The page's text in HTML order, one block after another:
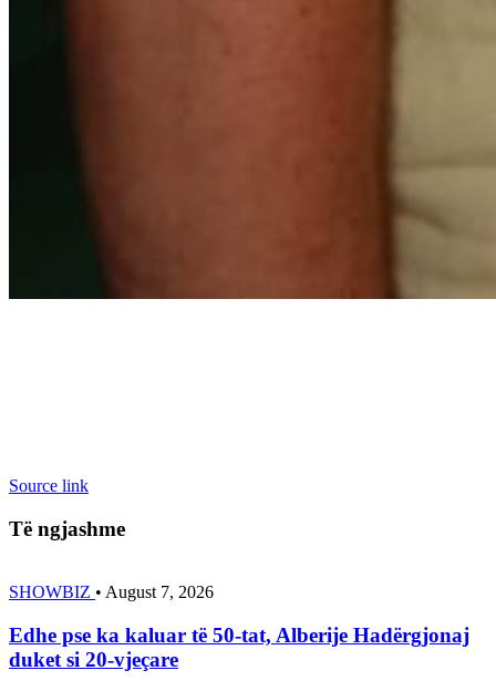
Source link
Të ngjashme
SHOWBIZ • August 7, 2026
Edhe pse ka kaluar të 50-tat, Alberije Hadërgjonaj
duket si 20-vjeçare